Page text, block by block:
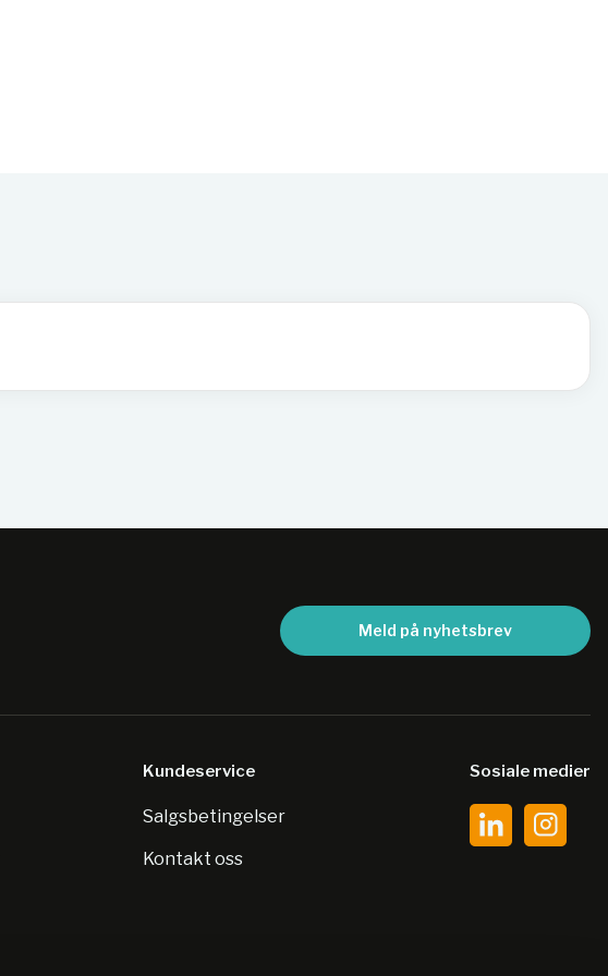
Meld på nyhetsbrev
Kundeservice
Salgsbetingelser
Kontakt oss
Sosiale medier